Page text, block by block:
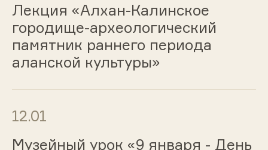
Лекция «Алхан-Калинское
городище-археологический
памятник раннего периода
аланской культуры»
12.01
Музейный урок «9 января - День